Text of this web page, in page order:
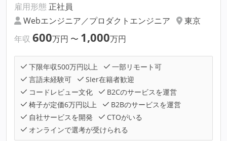
雇用形態 正社員
Webエンジニア／プロダクトエンジニア
東京
年収 600万円 〜 1,000万円
下限年収500万円以上
一部リモート可
言語未経験可
SIer在籍者歓迎
コードレビュー文化
B2Cのサービスを運営
椅子が定価6万円以上
B2Bのサービスを運営
自社サービスを開発
CTOがいる
オンラインで選考が受けられる